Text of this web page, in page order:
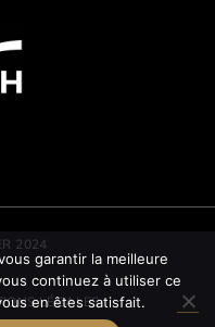
2024
LÉGALES
garantir la meilleure
continuez à utiliser ce
en êtes satisfait.